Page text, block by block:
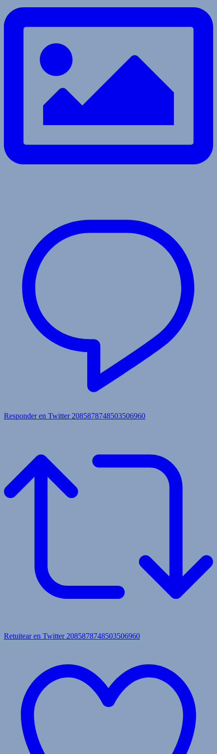
Responder en Twitter 2085878748503506960
Retuitear en Twitter 2085878748503506960